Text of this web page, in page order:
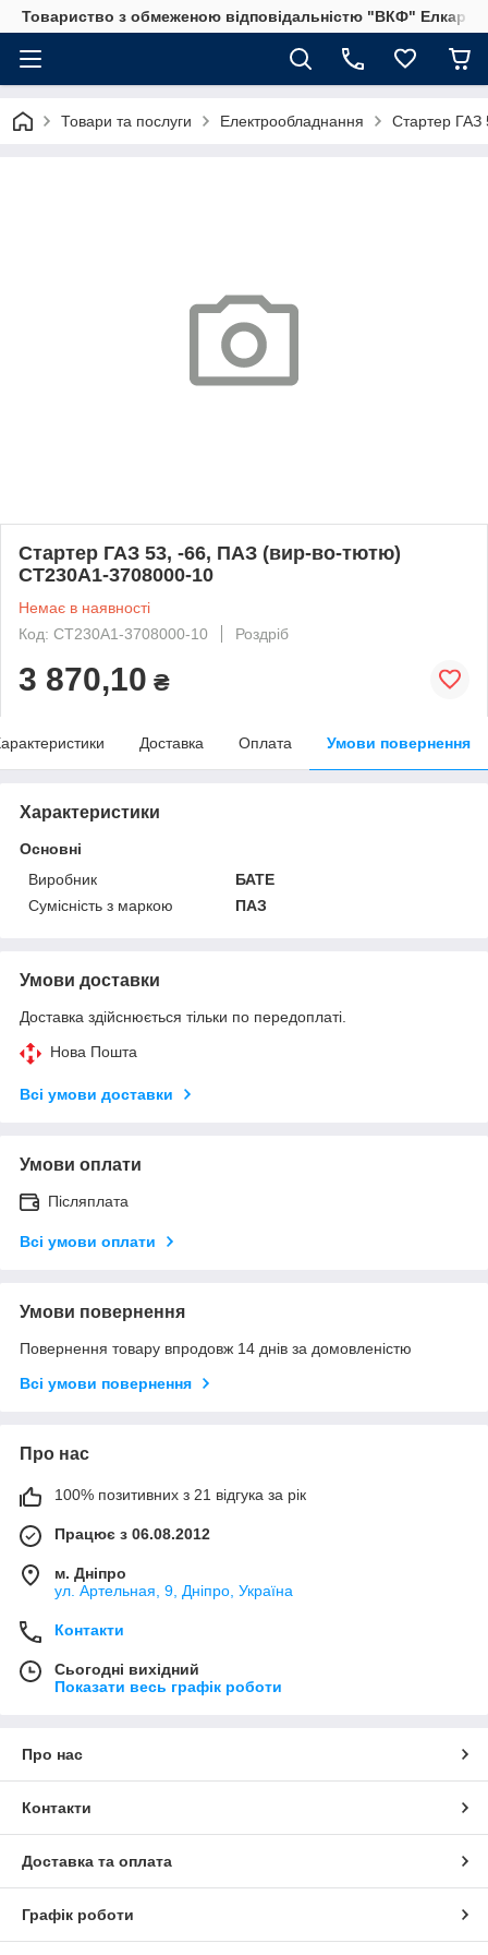
Товариство з обмеженою відповідальністю "ВКФ" Елкар"
Товари та послуги Електрообладнання Стартер
Стартер ГАЗ 53, -66, ПАЗ (вир-во-тютю)
СТ230А1-3708000-10
Немає в наявності
Код: СТ230А1-3708000-10
Роздріб
3 870,10 ₴
Доставка Оплата Умови повернення
Характеристики
Основні
Виробник
БАТЕ
Сумісність з маркою
ПАЗ
Умови доставки
Доставка здійснюється тільки по передоплаті.
Нова Пошта
Всі умови доставки
Умови оплати
Післяплата
Всі умови оплати
Умови повернення
Повернення товару впродовж 14 днів за домовленістю
Всі умови повернення
Про нас
100% позитивних з 21 відгука за рік
Працює з 06.08.2012
м. Дніпро
ул. Артельная, 9, Дніпро, Україна
Контакти
Сьогодні вихідний
Показати весь графік роботи
Про нас
Контакти
Доставка та оплата
Графік роботи